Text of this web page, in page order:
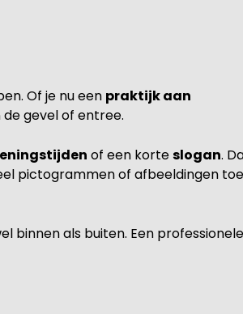
Of je nu een praktijk aan
gevel of entree.
of een korteslogan.
pictogrammen of afbeeldingen
binnen als buiten. Een